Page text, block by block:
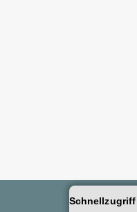
Schnellzugriff